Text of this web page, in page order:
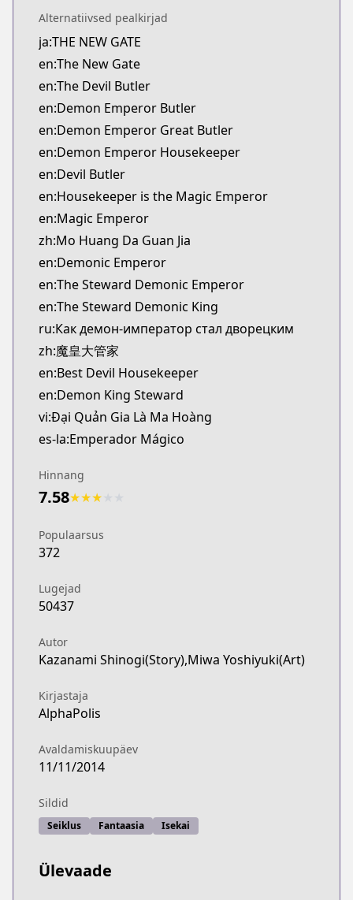
Alternatiivsed pealkirjad
ja:THE NEW GATE
en:The New Gate
en:The Devil Butler
en:Demon Emperor Butler
en:Demon Emperor Great Butler
en:Demon Emperor Housekeeper
en:Devil Butler
en:Housekeeper is the Magic Emperor
en:Magic Emperor
zh:Mo Huang Da Guan Jia
en:Demonic Emperor
en:The Steward Demonic Emperor
en:The Steward Demonic King
ru:Как демон-император стал дворецким
zh:魔皇大管家
en:Best Devil Housekeeper
en:Demon King Steward
vi:Đại Quản Gia Là Ma Hoàng
es-la:Emperador Mágico
Hinnang
7.58★★★
Populaarsus
372
Lugejad
50437
Autor
Kazanami Shinogi(Story),Miwa Yoshiyuki(Art)
Kirjastaja
AlphaPolis
Avaldamiskuupäev
11/11/2014
Sildid
Seiklus Fantaasia Isekai
Ülevaade